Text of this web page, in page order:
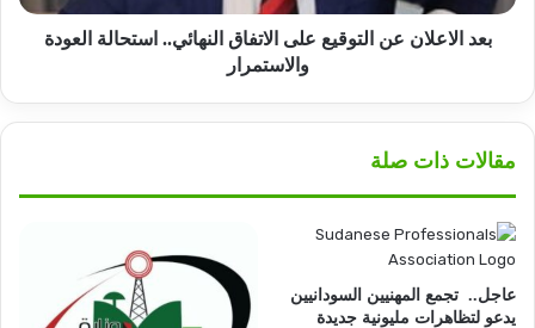
العودة
والاستمرار
بعد الاعلان عن التوقيع على الاتفاق النهائي.. استحالة العودة
والاستمرار
مقالات ذات صلة
عاجل.. تجمع المهنيين السودانيين
يدعو لتظاهرات مليونية جديدة